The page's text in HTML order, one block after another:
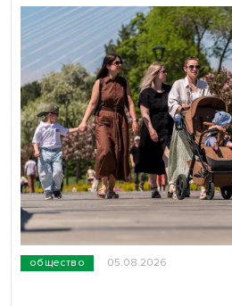
общество 05.08.2026